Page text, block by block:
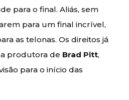
para o final. Aliás, sem
para um final incrível,
as telonas. Os direitos já
produtora de Brad Pitt,
para o início das